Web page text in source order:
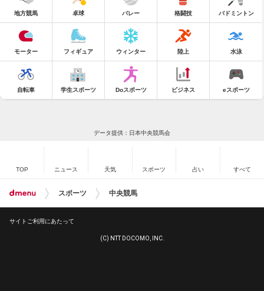
地方競馬 卓球 バレー 格闘技 バドミントン
モーター フィギュア ウィンター 陸上 水泳
自転車 学生スポーツ Doスポーツ ビジネス eスポーツ
データ提供：日本中央競馬会
TOP ニュース 天気 スポーツ 占い すべて
スポーツ 中央競馬
サイトご利用にあたって
(C) NTT DOCOMO, INC.